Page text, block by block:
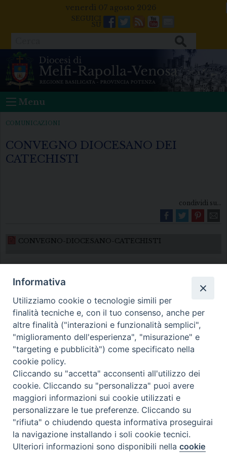
venerdì 07 agosto 2026
Facebook
Twitter
FeedsYoutube
Mail
Menu
COMUNICAZIONI
CONVEGNO DIOCESANO DEI
CATECHISTI
condividi su...
CONVEGNO-DIOCESANO-CATECHISTI
Diocesi di Melfi Rapolla Venosa
• Largo Duomo, 12 - 85025 MELFI (PZ) •
Tel. 0972238604
PEC ufficiale della Diocesi:
diocesi.melfi_rapolla_venosa@legalmail.it
Preferenze Cookie
Informativa
Utilizziamo cookie o tecnologie simili per
finalità tecniche e, con il tuo consenso, anche per
altre finalità ("interazioni e funzionalità semplici",
"miglioramento dell'esperienza", "misurazione" e
"targeting e pubblicità") come specificato nella
cookie policy.
Cliccando su "accetta" acconsenti all'utilizzo dei
cookie. Cliccando su "personalizza" puoi avere
maggiori informazioni sui cookie utilizzati e
personalizzare le tue preferenze. Cliccando su
"rifiuta" o chiudendo questa informativa proseguirai
la navigazione installando i soli cookie tecnici.
Ulteriori informazioni sono disponibili nellacookie